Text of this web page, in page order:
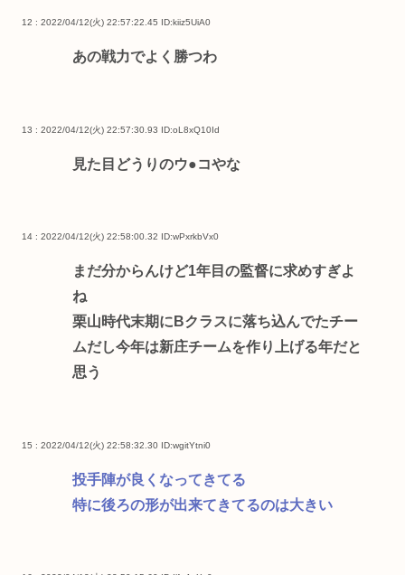
12 : 2022/04/12(火) 22:57:22.45 ID:kiiz5UiA0
あの戦力でよく勝つわ
13 : 2022/04/12(火) 22:57:30.93 ID:oL8xQ10Id
見た目どうりのウ●コやな
14 : 2022/04/12(火) 22:58:00.32 ID:wPxrkbVx0
まだ分からんけど1年目の監督に求めすぎよ
ね
栗山時代末期にBクラスに落ち込んでたチー
ムだし今年は新庄チームを作り上げる年だと
思う
15 : 2022/04/12(火) 22:58:32.30 ID:wgitYtni0
投手陣が良くなってきてる
特に後ろの形が出来てきてるのは大きい